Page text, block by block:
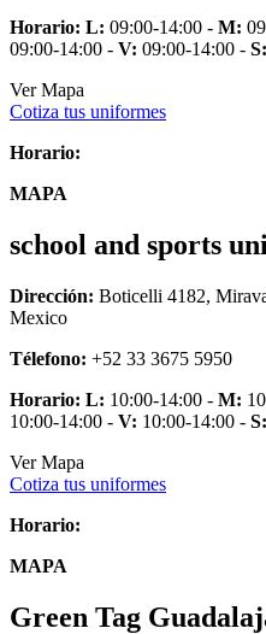
Horario: L: 09:00-14:00 - M:
09:00-14:00 - V: 09:00-14:00 - S:
Ver Mapa
Cotiza tus uniformes
Horario:
MAPA
school and sports
Dirección: Boticelli 4182,
Mexico
Télefono: +52 33 3675 5950
Horario: L: 10:00-14:00 - M:
10:00-14:00 - V: 10:00-14:00 - S:
Ver Mapa
Cotiza tus uniformes
Horario:
MAPA
Green Tag